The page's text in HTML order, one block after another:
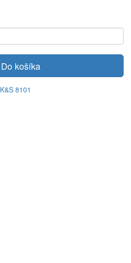
Do košíka
K&S 8101